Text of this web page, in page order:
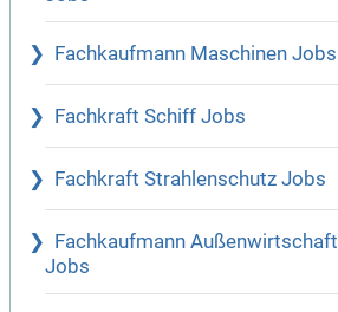
Fachkaufmann Maschinen Jobs
Fachkraft Schiff Jobs
Fachkraft Strahlenschutz Jobs
Fachkaufmann Außenwirtschaft
Jobs